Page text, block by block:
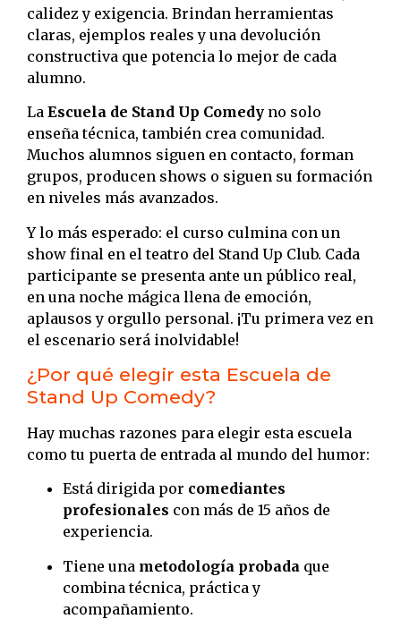
calidez y exigencia. Brindan herramientas
claras, ejemplos reales y una devolución
constructiva que potencia lo mejor de cada
alumno.
La Escuela de Stand Up Comedy no solo
enseña técnica, también crea comunidad.
Muchos alumnos siguen en contacto, forman
grupos, producen shows o siguen su formación
en niveles más avanzados.
Y lo más esperado: el curso culmina con un
show final en el teatro del Stand Up Club. Cada
participante se presenta ante un público real,
en una noche mágica llena de emoción,
aplausos y orgullo personal. ¡Tu primera vez en
el escenario será inolvidable!
¿Por qué elegir esta Escuela de
Stand Up Comedy?
Hay muchas razones para elegir esta escuela
como tu puerta de entrada al mundo del humor:
Está dirigida por comediantes
profesionales con más de 15 años de
experiencia.
Tiene una metodología probada que
combina técnica, práctica y
acompañamiento.